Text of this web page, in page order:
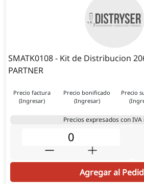
SMATK0108 - Kit de Distribucion
PARTNER
Precio factura
(Ingresar)
Precio bonificado
(Ingresar)
Precio
Precios expresados con
Agregar al